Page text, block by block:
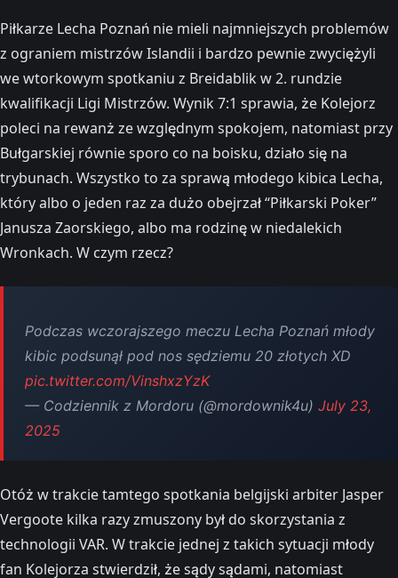
Piłkarze Lecha Poznań nie mieli najmniejszych problemów
z ograniem mistrzów Islandii i bardzo pewnie zwyciężyli
we wtorkowym spotkaniu z Breidablik w 2. rundzie
kwalifikacji Ligi Mistrzów. Wynik 7:1 sprawia, że Kolejorz
poleci na rewanż ze względnym spokojem, natomiast przy
Bułgarskiej równie sporo co na boisku, działo się na
trybunach. Wszystko to za sprawą młodego kibica Lecha,
który albo o jeden raz za dużo obejrzał “Piłkarski Poker”
Janusza Zaorskiego, albo ma rodzinę w niedalekich
Wronkach. W czym rzecz?
Podczas wczorajszego meczu Lecha Poznań młody
kibic podsunął pod nos sędziemu 20 złotych XD
pic.twitter.com/VinshxzYzK
— Codziennik z Mordoru (@mordownik4u) July 23,
2025
Otóż w trakcie tamtego spotkania belgijski arbiter Jasper
Vergoote kilka razy zmuszony był do skorzystania z
technologii VAR. W trakcie jednej z takich sytuacji młody
fan Kolejorza stwierdził, że sądy sądami, natomiast